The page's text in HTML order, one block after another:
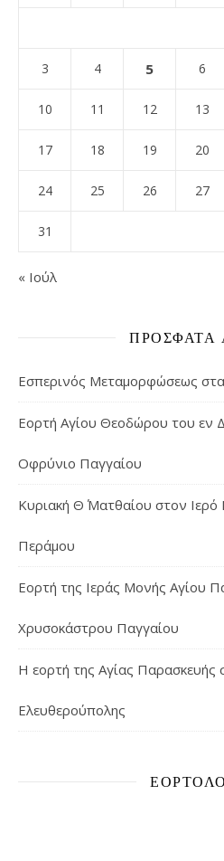
3 4 5 6
10 11 12 13
17 18 19 20
24 25 26 27
31
« Ιούλ
ΠΡΌΣΦΑΤΑ
Εσπερινός Μεταμορφώσεως
Εορτή Αγίου Θεοδώρου του εν
Οφρύνιο Παγγαίου
Κυριακή Θ΄ Ματθαίου στον
Περάμου
Εορτή της Ιεράς Μονής Αγίου
Χρυσοκάστρου Παγγαίου
Η εορτή της Αγίας Παρασκευής
Ελευθερούπολης